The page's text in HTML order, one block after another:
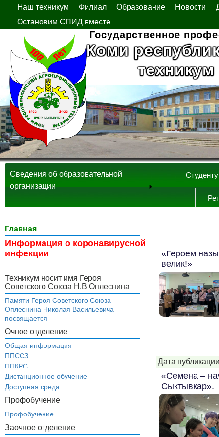
Наш техникум Филиал Образование Новости
Остановим СПИД вместе
Государственное
Коми
Студенту
Сведения об образовательной
организации
Главная
Информация о коронавирусной
инфекции
Техникум носит имя Героя
Советского Союза Н.В.Оплеснина
Памяти Героя Советского Союза
Оплеснина Николая Васильевича
посвящается
Очное отделение
Общая информация
ППССЗ
ППКРС
Дистанционное обучение
Доступная среда
Профобучение
Профобучение
Заочное отделение
«Героем
велик!»
Дата
«Семена –
Сыктывкар».